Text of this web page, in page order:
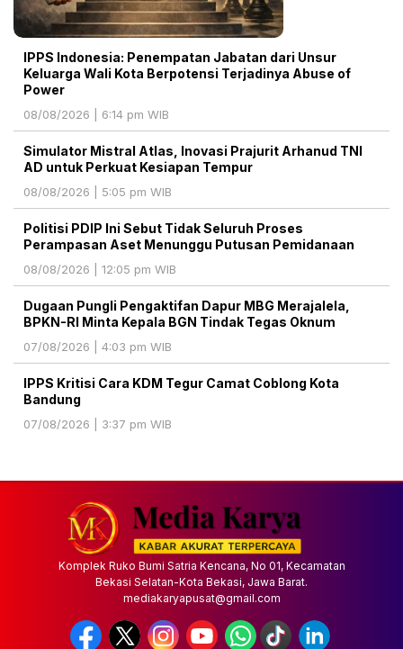
IPPS Indonesia: Penempatan Jabatan dari Unsur
Keluarga Wali Kota Berpotensi Terjadinya Abuse of
Power
08/08/2026 | 6:14 pm WIB
Simulator Mistral Atlas, Inovasi Prajurit Arhanud TNI
AD untuk Perkuat Kesiapan Tempur
08/08/2026 | 5:05 pm WIB
Politisi PDIP Ini Sebut Tidak Seluruh Proses
Perampasan Aset Menunggu Putusan Pemidanaan
08/08/2026 | 12:05 pm WIB
Dugaan Pungli Pengaktifan Dapur MBG Merajalela,
BPKN-RI Minta Kepala BGN Tindak Tegas Oknum
07/08/2026 | 4:03 pm WIB
IPPS Kritisi Cara KDM Tegur Camat Coblong Kota
Bandung
07/08/2026 | 3:37 pm WIB
Komplek Ruko Bumi Satria Kencana, No 01, Kecamatan
Bekasi Selatan-Kota Bekasi, Jawa Barat.
mediakaryapusat@gmail.com